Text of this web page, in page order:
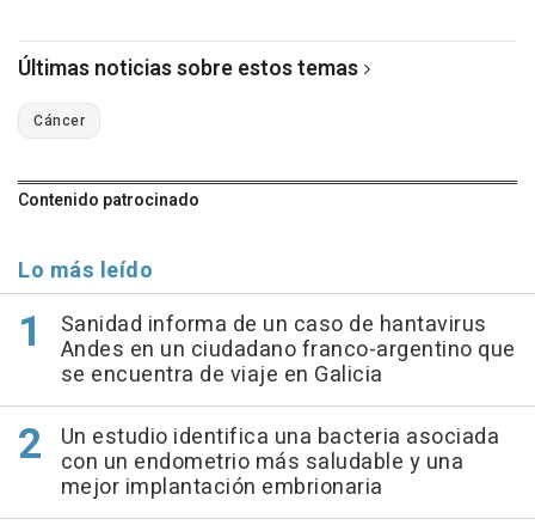
Últimas noticias sobre estos temas
Cáncer
Contenido patrocinado
Lo más leído
Sanidad informa de un caso de hantavirus
Andes en un ciudadano franco-argentino que
se encuentra de viaje en Galicia
Un estudio identifica una bacteria asociada
con un endometrio más saludable y una
mejor implantación embrionaria